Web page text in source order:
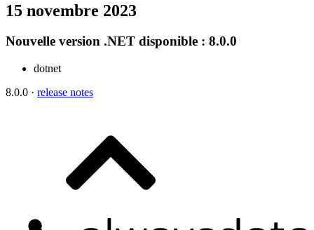
15 novembre 2023
Nouvelle version .NET disponible : 8.0.0
dotnet
8.0.0 · release notes